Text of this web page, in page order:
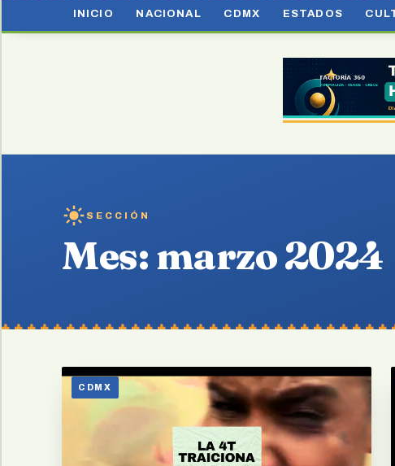
INICIO NACIONAL CDMX ESTADOS
SECCIÓN
Mes:marzo 2024
CDMX